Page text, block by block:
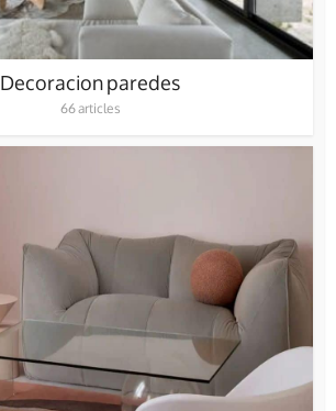
Decoracion paredes
66 articles